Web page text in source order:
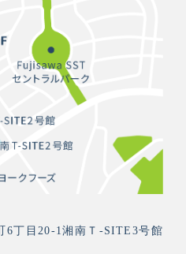
6丁目20-1湘南Ｔ-SITE3号館